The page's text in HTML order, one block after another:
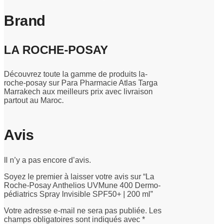
Brand
LA ROCHE-POSAY
Découvrez toute la gamme de produits la-
roche-posay sur Para Pharmacie Atlas Targa
Marrakech aux meilleurs prix avec livraison
partout au Maroc.
Avis
Il n’y a pas encore d’avis.
Soyez le premier à laisser votre avis sur “La
Roche-Posay Anthelios UVMune 400 Dermo-
pédiatrics Spray Invisible SPF50+ | 200 ml”
Votre adresse e-mail ne sera pas publiée. Les
champs obligatoires sont indiqués avec *